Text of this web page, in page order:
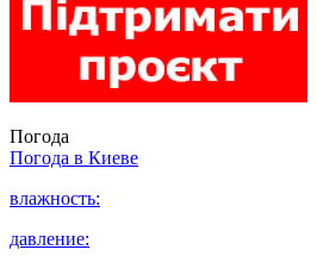
Погода
Погода в Киеве
влажность:
давление: